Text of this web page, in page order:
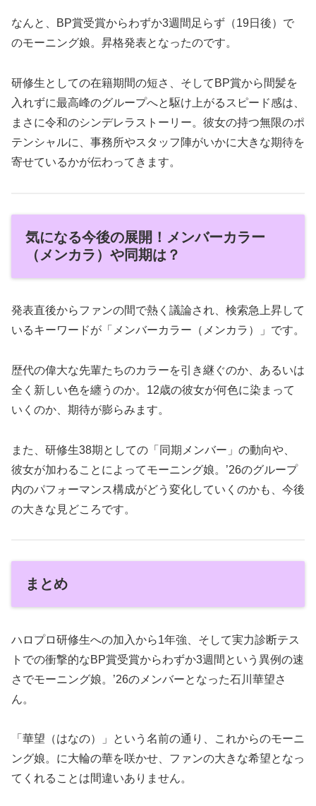
なんと、BP賞受賞からわずか3週間足らず（19日後）で
のモーニング娘。昇格発表となったのです。
研修生としての在籍期間の短さ、そしてBP賞から間髪を
入れずに最高峰のグループへと駆け上がるスピード感は、
まさに令和のシンデレラストーリー。彼女の持つ無限のポ
テンシャルに、事務所やスタッフ陣がいかに大きな期待を
寄せているかが伝わってきます。
気になる今後の展開！メンバーカラー
（メンカラ）や同期は？
発表直後からファンの間で熱く議論され、検索急上昇して
いるキーワードが「メンバーカラー（メンカラ）」です。
歴代の偉大な先輩たちのカラーを引き継ぐのか、あるいは
全く新しい色を纏うのか。12歳の彼女が何色に染まって
いくのか、期待が膨らみます。
また、研修生38期としての「同期メンバー」の動向や、
彼女が加わることによってモーニング娘。’26のグループ
内のパフォーマンス構成がどう変化していくのかも、今後
の大きな見どころです。
まとめ
ハロプロ研修生への加入から1年強、そして実力診断テス
トでの衝撃的なBP賞受賞からわずか3週間という異例の速
さでモーニング娘。’26のメンバーとなった石川華望さ
ん。
「華望（はなの）」という名前の通り、これからのモーニ
ング娘。に大輪の華を咲かせ、ファンの大きな希望となっ
てくれることは間違いありません。